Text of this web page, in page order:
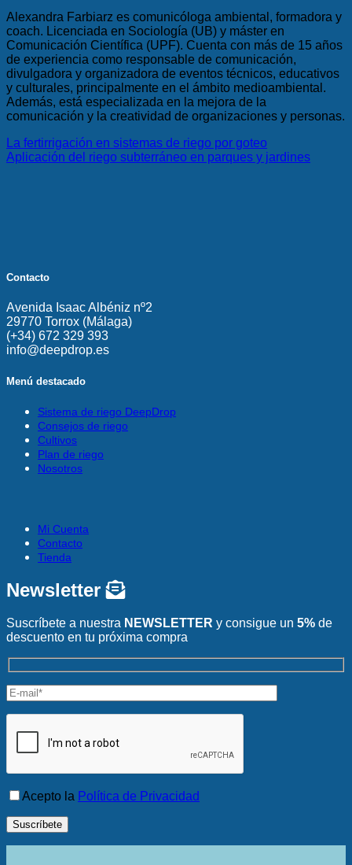
Alexandra Farbiarz es comunicóloga ambiental, formadora y
coach. Licenciada en Sociología (UB) y máster en
Comunicación Científica (UPF). Cuenta con más de 15 años
de experiencia como responsable de comunicación,
divulgadora y organizadora de eventos técnicos, educativos
y culturales, principalmente en el ámbito medioambiental.
Además, está especializada en la mejora de la
comunicación y la creatividad de organizaciones y personas.
La fertirrigación en sistemas de riego por goteo
Aplicación del riego subterráneo en parques y jardines
Contacto
Avenida Isaac Albéniz nº2
29770 Torrox (Málaga)
(+34) 672 329 393
info@deepdrop.es
Menú destacado
Sistema de riego DeepDrop
Consejos de riego
Cultivos
Plan de riego
Nosotros
Mi Cuenta
Contacto
Tienda
Newsletter
Suscríbete a nuestra NEWSLETTER y consigue un 5% de
descuento en tu próxima compra
Acepto la Política de Privacidad